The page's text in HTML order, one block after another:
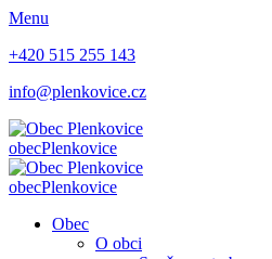
Menu
+420 515 255 143
info@plenkovice.cz
obecPlenkovice
obecPlenkovice
Obec
O obci